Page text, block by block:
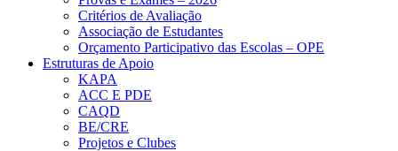
Critérios de Avaliação
Associação de Estudantes
Orçamento Participativo das Escolas – OPE
Estruturas de Apoio
KAPA
ACC E PDE
CAQD
BE/CRE
Projetos e Clubes